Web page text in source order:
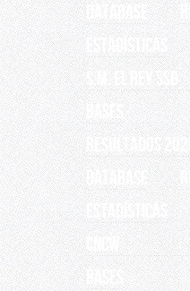
Database
ESTADÍSTICAS
S.M. EL REY SSB
BASES
RESULTADOS
Database
ESTADÍSTICAS
CNCW
BASES